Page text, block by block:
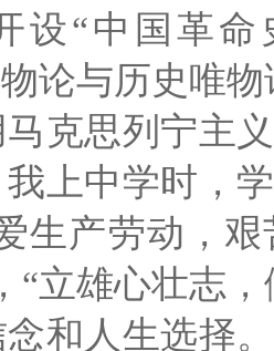
设“中国革
论与历史唯
克思列宁主
上中学时，
生产劳动，
“立雄心壮志
和人生选择